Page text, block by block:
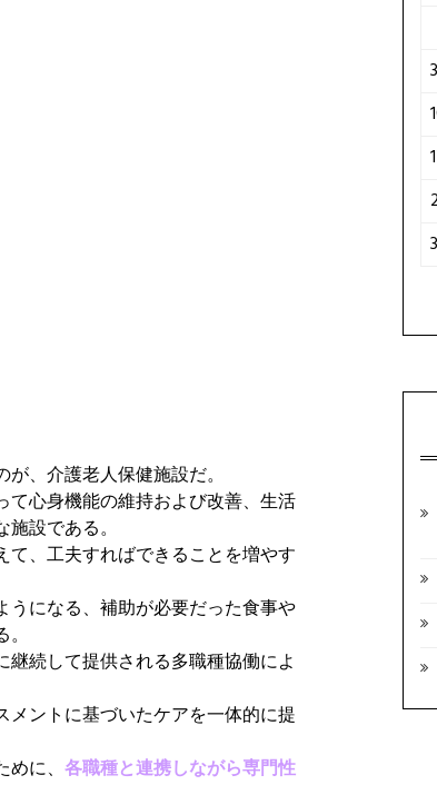
、介護老人保健施設だ。
心身機能の維持および改善、生活
設である。
、工夫すればできることを増やす
になる、補助が必要だった食事や
続して提供される多職種協働によ
ントに基づいたケアを一体的に提
に、 各職種と連携しながら専門性
3